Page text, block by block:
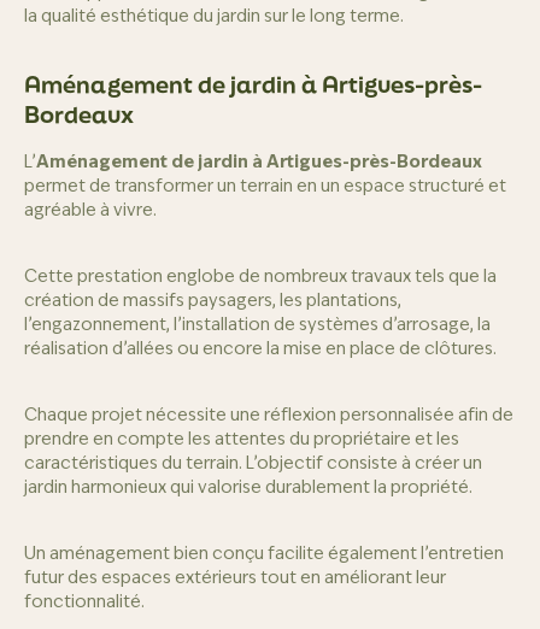
la qualité esthétique du jardin sur le long terme.
Aménagement de jardin à Artigues-près-
Bordeaux
L’Aménagement de jardin à Artigues-près-Bordeaux
permet de transformer un terrain en un espace structuré et
agréable à vivre.
Cette prestation englobe de nombreux travaux tels que la
création de massifs paysagers, les plantations,
l’engazonnement, l’installation de systèmes d’arrosage, la
réalisation d’allées ou encore la mise en place de clôtures.
Chaque projet nécessite une réflexion personnalisée afin de
prendre en compte les attentes du propriétaire et les
caractéristiques du terrain. L’objectif consiste à créer un
jardin harmonieux qui valorise durablement la propriété.
Un aménagement bien conçu facilite également l’entretien
futur des espaces extérieurs tout en améliorant leur
fonctionnalité.